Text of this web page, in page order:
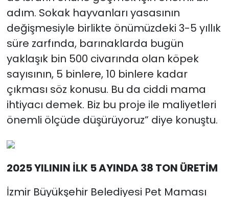
adım. Sokak hayvanları yasasının
değişmesiyle birlikte önümüzdeki 3-5 yıllık
süre zarfında, barınaklarda bugün
yaklaşık bin 500 civarında olan köpek
sayısının, 5 binlere, 10 binlere kadar
çıkması söz konusu. Bu da ciddi mama
ihtiyacı demek. Biz bu proje ile maliyetleri
önemli ölçüde düşürüyoruz” diye konuştu.
2025 YILININ İLK 5 AYINDA 38 TON ÜRETİM
İzmir Büyükşehir Belediyesi Pet Maması